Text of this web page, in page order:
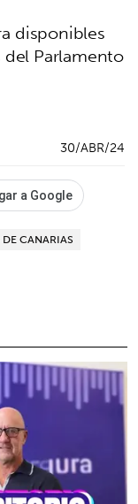
disponibles
Parlamento
30/ABR/24
a Google
CANARIAS